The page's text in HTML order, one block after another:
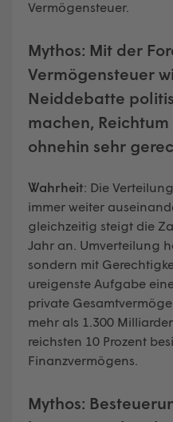
Vermögensteuer.
Mythos: Mit der
Vermögensteuer
Neiddebatte
machen,
ohnehin sehr
Wahrheit: Die
immer weiter
gleichzeitig steigt die
Jahr an. Umverteilung
sondern mit
ureigenste Aufgabe
private
mehr als 1.300
reichsten 10 Prozent
Finanzvermögens.
Mythos: